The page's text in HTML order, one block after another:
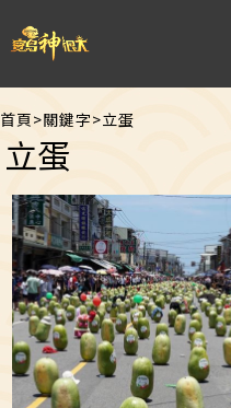
首頁>關鍵字>立蛋
立蛋